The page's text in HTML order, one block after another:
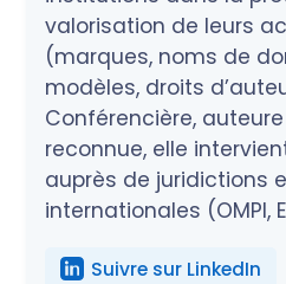
valorisation de leurs
(marques, noms de
modèles, droits
Conférencière,
reconnue, elle
auprès de juridictions
internationales (OMPI,
Suivre sur LinkedIn